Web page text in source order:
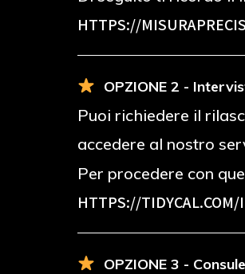
HTTPS://
OPZIONE 2 -
Puoi richiedere il
accedere al nostro
Per procedere con
HTTPS://
OPZIONE 3 -